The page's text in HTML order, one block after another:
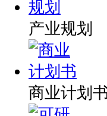
产业规划
商业计划书